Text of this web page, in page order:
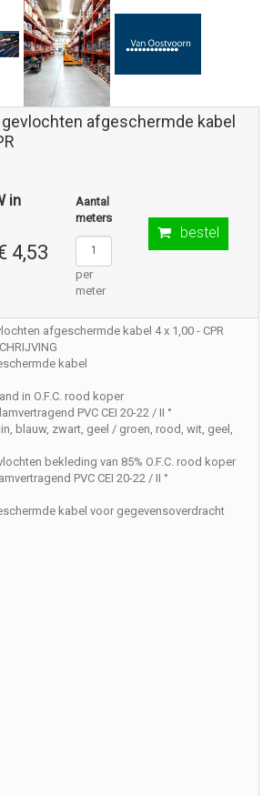
afgeschermde kabel
in
4,53
Aantal
meters
per
meter
bestel
afgeschermde kabel 4 x 1,00 - CPR
kabel
in O.F.C. rood koper
PVC CEI 20-22 / II °
blauw, zwart, geel / groen, rood, wit, geel,
bekleding van 85% O.F.C. rood koper
PVC CEI 20-22 / II °
kabel voor gegevensoverdracht